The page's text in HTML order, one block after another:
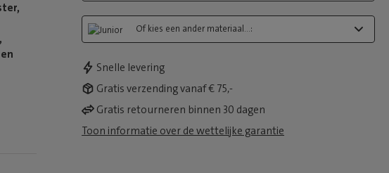
Of kies een ander materiaal...:
Snelle levering
Gratis verzending vanaf € 75,-
Gratis retourneren binnen 30 dagen
Toon informatie over de wettelijke garantie